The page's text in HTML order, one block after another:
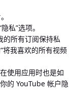
私”选项。
的所有订阅保持私
将我喜欢的所有视频
使用应用时也是如
的 YouTube 帐户隐